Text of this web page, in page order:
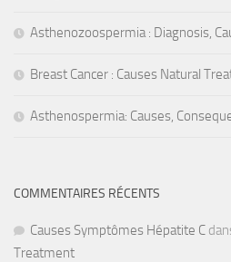
Asthenozoospermia : Diagnosis,
Breast Cancer : Causes Natural
Asthenospermia: Causes,
COMMENTAIRES RÉCENTS
Causes Symptômes Hépatite C
Treatment